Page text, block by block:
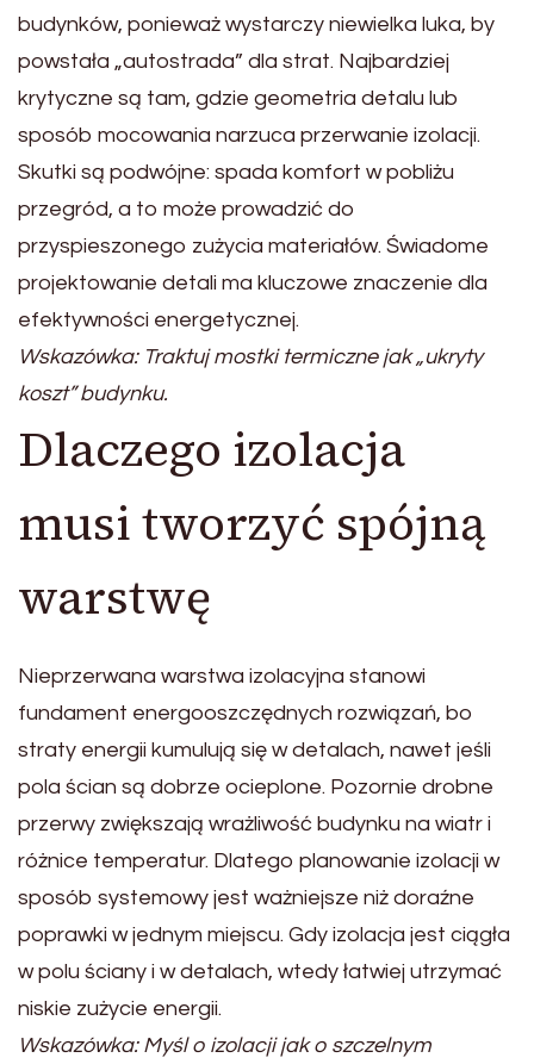
budynków, ponieważ wystarczy niewielka luka, by
powstała „autostrada” dla strat. Najbardziej
krytyczne są tam, gdzie geometria detalu lub
sposób mocowania narzuca przerwanie izolacji.
Skutki są podwójne: spada komfort w pobliżu
przegród, a to może prowadzić do
przyspieszonego zużycia materiałów. Świadome
projektowanie detali ma kluczowe znaczenie dla
efektywności energetycznej.
Wskazówka: Traktuj mostki termiczne jak „ukryty
koszt” budynku.
Dlaczego izolacja
musi tworzyć spójną
warstwę
Nieprzerwana warstwa izolacyjna stanowi
fundament energooszczędnych rozwiązań, bo
straty energii kumulują się w detalach, nawet jeśli
pola ścian są dobrze ocieplone. Pozornie drobne
przerwy zwiększają wrażliwość budynku na wiatr i
różnice temperatur. Dlatego planowanie izolacji w
sposób systemowy jest ważniejsze niż doraźne
poprawki w jednym miejscu. Gdy izolacja jest ciągła
w polu ściany i w detalach, wtedy łatwiej utrzymać
niskie zużycie energii.
Wskazówka: Myśl o izolacji jak o szczelnym